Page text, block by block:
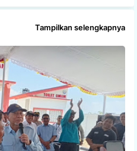
Tampilkan selengkapnya